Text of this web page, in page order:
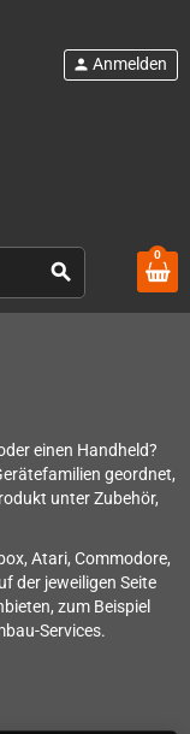
search
person Anmelden
0
einen Handheld?
geordnet,
unter Zubehör,
Atari, Commodore,
der jeweiligen Seite
zum Beispiel
Services.